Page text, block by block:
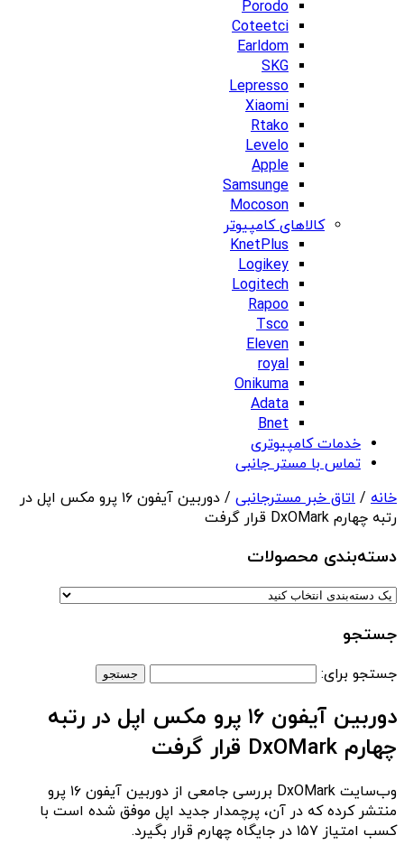
Porodo
Coteetci
Earldom
SKG
Lepresso
Xiaomi
Rtako
Levelo
Apple
Samsunge
Mocoson
کالاهای کامپیوتر
KnetPlus
Logikey
Logitech
Rapoo
Tsco
Eleven
royal
Onikuma
Adata
Bnet
خدمات کامپیوتری
تماس با مستر جانبی
خانه / اتاق خبر مسترجانبی
/ دوربین آیفون ۱۶ پرو مکس اپل در
رتبه چهارم DxOMark قرار گرفت
دسته‌بندی‌ محصولات
جستجو
جستجو برای:
دوربین آیفون ۱۶ پرو مکس اپل در رتبه
چهارم DxOMark قرار گرفت
وب‌سایت DxOMark بررسی جامعی از دوربین آیفون ۱۶ پرو
منتشر کرده که در آن، پرچمدار جدید اپل موفق شده است با
کسب امتیاز ۱۵۷ در جایگاه چهارم قرار بگیرد.